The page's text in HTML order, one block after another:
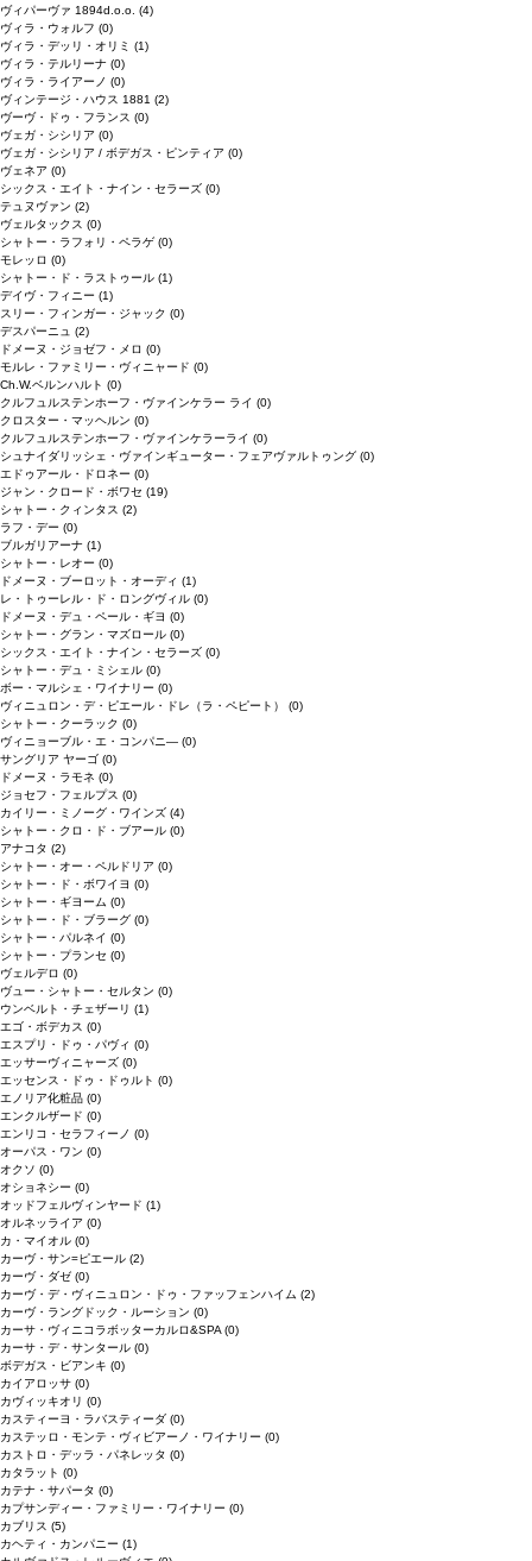
ヴィパーヴァ 1894d.o.o. (4)
ヴィラ・ウォルフ (0)
ヴィラ・デッリ・オリミ (1)
ヴィラ・テルリーナ (0)
ヴィラ・ライアーノ (0)
ヴィンテージ・ハウス 1881 (2)
ヴーヴ・ドゥ・フランス (0)
ヴェガ・シシリア (0)
ヴェガ・シシリア / ボデガス・ピンティア (0)
ヴェネア (0)
シックス・エイト・ナイン・セラーズ (0)
テュヌヴァン (2)
ヴェルタックス (0)
シャトー・ラフォリ・ペラゲ (0)
モレッロ (0)
シャトー・ド・ラストゥール (1)
デイヴ・フィニー (1)
スリー・フィンガー・ジャック (0)
デスパーニュ (2)
ドメーヌ・ジョゼフ・メロ (0)
モルレ・ファミリー・ヴィニャード (0)
Ch.W.ベルンハルト (0)
クルフュルステンホーフ・ヴァインケラー ライ (0)
クロスター・マッヘルン (0)
クルフュルステンホーフ・ヴァインケラーライ (0)
シュナイダリッシェ・ヴァインギューター・フェアヴァルトゥング (0)
エドゥアール・ドロネー (0)
ジャン・クロード・ボワセ (19)
シャトー・クィンタス (2)
ラフ・デー (0)
ブルガリアーナ (1)
シャトー・レオー (0)
ドメーヌ・ブーロット・オーディ (1)
レ・トゥーレル・ド・ロングヴィル (0)
ドメーヌ・デュ・ペール・ギヨ (0)
シャトー・グラン・マズロール (0)
シックス・エイト・ナイン・セラーズ (0)
シャトー・デュ・ミシェル (0)
ボー・マルシェ・ワイナリー (0)
ヴィニュロン・デ・ピエール・ドレ（ラ・ペピート） (0)
シャトー・クーラック (0)
ヴィニョーブル・エ・コンパニ― (0)
サングリア ヤーゴ (0)
ドメーヌ・ラモネ (0)
ジョセフ・フェルプス (0)
カイリー・ミノーグ・ワインズ (4)
シャトー・クロ・ド・ブアール (0)
アナコタ (2)
シャトー・オー・ペルドリア (0)
シャトー・ド・ボワイヨ (0)
シャトー・ギヨーム (0)
シャトー・ド・ブラーグ (0)
シャトー・パルネイ (0)
シャトー・プランセ (0)
ヴェルデロ (0)
ヴュー・シャトー・セルタン (0)
ウンベルト・チェザーリ (1)
エゴ・ボデカス (0)
エスプリ・ドゥ・パヴィ (0)
エッサーヴィニャーズ (0)
エッセンス・ドゥ・ドゥルト (0)
エノリア化粧品 (0)
エンクルザード (0)
エンリコ・セラフィーノ (0)
オーパス・ワン (0)
オクソ (0)
オショネシー (0)
オッドフェルヴィンヤード (1)
オルネッライア (0)
カ・マイオル (0)
カーヴ・サン=ピエール (2)
カーヴ・ダゼ (0)
カーヴ・デ・ヴィニュロン・ドゥ・ファッフェンハイム (2)
カーヴ・ラングドック・ルーション (0)
カーサ・ヴィニコラボッターカルロ&SPA (0)
カーサ・デ・サンタール (0)
ボデガス・ビアンキ (0)
カイアロッサ (0)
カヴィッキオリ (0)
カスティーヨ・ラバスティーダ (0)
カステッロ・モンテ・ヴィビアーノ・ワイナリー (0)
カストロ・デッラ・パネレッタ (0)
カタラット (0)
カテナ・サパータ (0)
カプサンディー・ファミリー・ワイナリー (0)
カブリス (5)
カヘティ・カンパニー (1)